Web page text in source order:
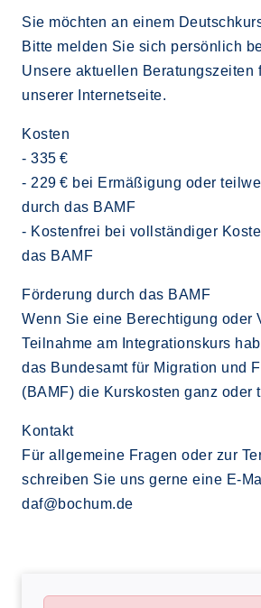
Sie möchten an einem
Bitte melden Sie sich persönlich
Unsere aktuellen Beratungszeiten
unserer Internetseite.
Kosten
- 335 €
- 229 € bei Ermäßigung oder
durch das BAMF
- Kostenfrei bei vollständiger
das BAMF
Förderung durch das BAMF
Wenn Sie eine Berechtigung oder
Teilnahme am Integrationskurs
das Bundesamt für Migration und
(BAMF) die Kurskosten ganz oder
Kontakt
Für allgemeine Fragen oder zur
schreiben Sie uns gerne eine E-
daf@bochum.de